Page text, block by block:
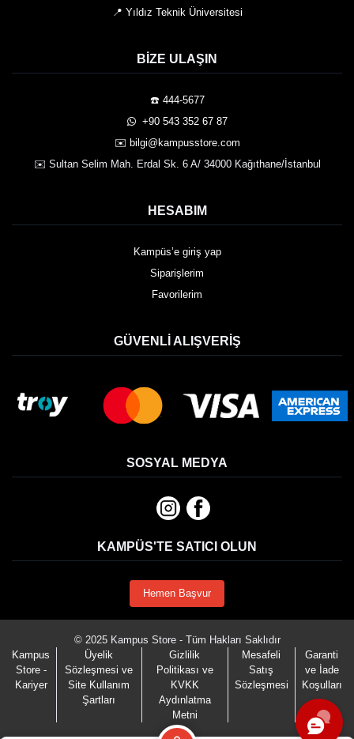
📍 Yıldız Teknik Üniversitesi
BIZE ULAŞIN
☎️ 444-5677
️ +90 543 352 67 87
✉️ bilgi@kampusstore.com
✉️ Sultan Selim Mah. Erdal Sk. 6 A/ 34000 Kağıthane/İstanbul
HESABIM
Kampüs’e giriş yap
Siparişlerim
Favorilerim
GÜVENLI ALIŞVERIŞ
SOSYAL MEDYA
KAMPÜS'TE SATICI OLUN
Hemen Başvur
© 2025 Kampus Store - Tüm Hakları Saklıdır
Kampus
Store -
Kariyer
Üyelik
Sözleşmesi ve
Site Kullanım
Şartları
Gizlilik
Politikası ve
KVKK
Aydınlatma
Metni
Mesafeli
Satış
Sözleşmesi
Garanti
ve İade
Koşulları